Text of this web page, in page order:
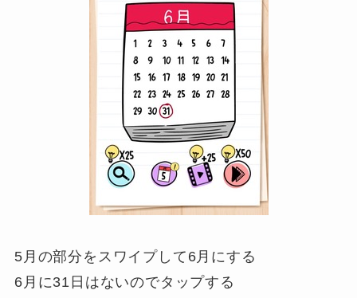
5月の部分をスワイプして6月にする
6月に31日はないのでタップする